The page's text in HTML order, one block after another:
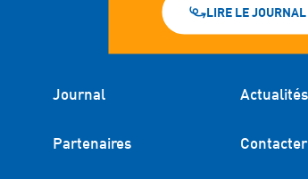
LIRE LE JOURNAL
Journal Actualités
Partenaires